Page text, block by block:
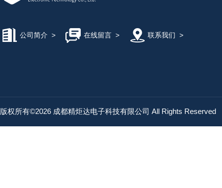
公司简介 > 在线留言> 联系我们 >
版权所有©2026 成都精炬达电子科技有限公司 All Rights Reserved